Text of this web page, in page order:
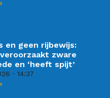
en geen rijbewijs:
zware
en ‘heeft spijt’
14:37